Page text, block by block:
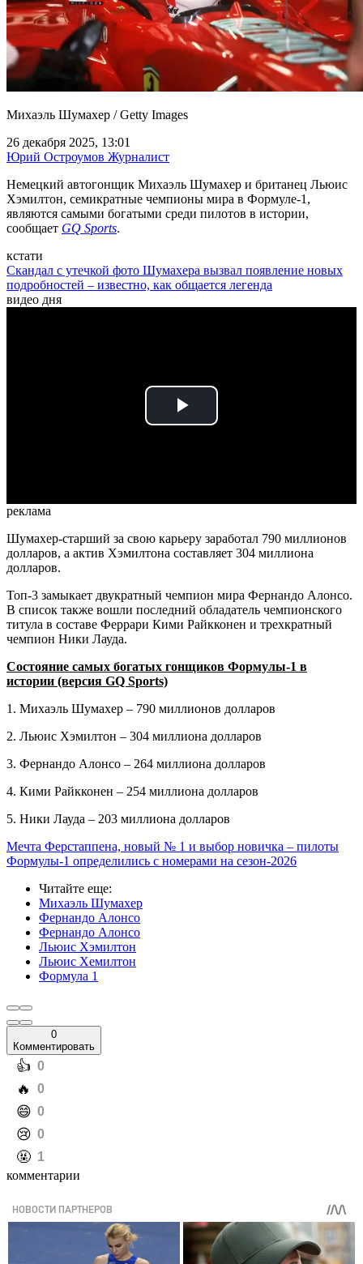
Михаэль Шумахер / Getty Images
26 декабря 2025, 13:01
Юрий Остроумов Журналист
Немецкий автогонщик Михаэль Шумахер и британец Льюис
Хэмилтон, семикратные чемпионы мира в Формуле-1,
являются самыми богатыми среди пилотов в истории,
сообщает GQ Sports.
кстати
Скандал с утечкой фото Шумахера вызвал появление новых
подробностей – известно, как общается легенда
видео дня
Play
реклама
Шумахер-старший за свою карьеру заработал 790 миллионов
долларов, а актив Хэмилтона составляет 304 миллиона
долларов.
Топ-3 замыкает двукратный чемпион мира Фернандо Алонсо.
В список также вошли последний обладатель чемпионского
титула в составе Феррари Кими Райкконен и трехкратный
чемпион Ники Лауда.
Состояние самых богатых гонщиков Формулы-1 в
истории (версия GQ Sports)
1. Михаэль Шумахер – 790 миллионов долларов
2. Льюис Хэмилтон – 304 миллиона долларов
3. Фернандо Алонсо – 264 миллиона долларов
4. Кими Райкконен – 254 миллиона долларов
5. Ники Лауда – 203 миллиона долларов
Мечта Ферстаппена, новый № 1 и выбор новичка – пилоты
Формулы-1 определились с номерами на сезон-2026
Читайте еще:
Михаэль Шумахер
Фернандо Алонсо
Фернандо Алонсо
Льюис Хэмилтон
Льюис Хемилтон
Формула 1
0
Комментировать
️👍 0
️🔥 0
️😄 0
️😢 0
️🤬 1
комментарии